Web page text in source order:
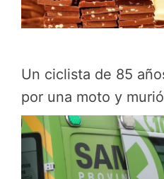
Un ciclista de 85
por una moto y